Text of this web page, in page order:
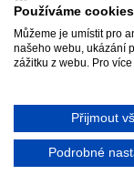
IČ: 26870886
DIČ:
Copyright ©
International
Používáme cookies
Můžeme je umístit pro
našeho webu, ukázání
zážitku z webu. Pro
Přijmout
Podrobné